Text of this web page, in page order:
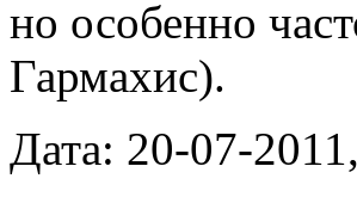
но особенно
Гармахис).
Дата: 20-07-